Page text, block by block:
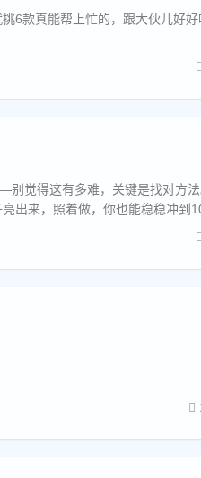
6款真能帮上忙的，跟大伙儿好好
觉得这有多难，关键是找对方
出来，照着做，你也能稳稳冲到